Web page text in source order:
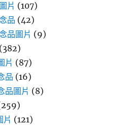
片 (107)
品 (42)
品圖片 (9)
(382)
片 (87)
品 (16)
品圖片 (8)
片 (121)